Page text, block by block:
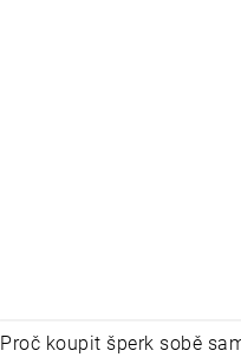
Proč koupit šperk sobě